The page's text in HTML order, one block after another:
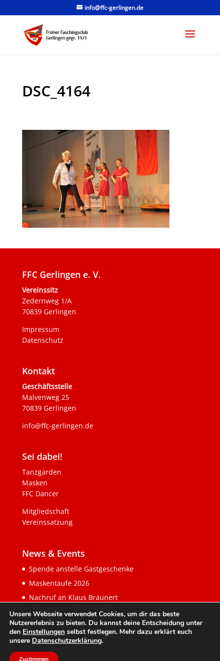
info@ffc-gerlingen.de
DSC_4164
FFC Gerlingen e. V.
Vereinssitz
Zedernweg 1/A
70839 Gerlingen
Impressum
Datenschutz
Kontakt
Geschäftsstelle
Malvenweg 25
70839 Gerlingen
info@ffc-gerlingen.de
Sei dabei!
Tanzgarden
Masken
FFC Dancer
Mitgliedschaft
Vereinssatzung
News & Events
Spende anstelle Gastgeschenke
Maskentaufe 2026
Nachruf an Klaus Braunert
Unsere Webseite verwendet Cookies, um dir das beste
Nutzererlebnis zu bieten. Du kannst deine Entscheidung unter
den Einstellungen selbst festlegen. Mehr dazu erklärt euch
unsere Datenschutzerklärung.
Zustimmen